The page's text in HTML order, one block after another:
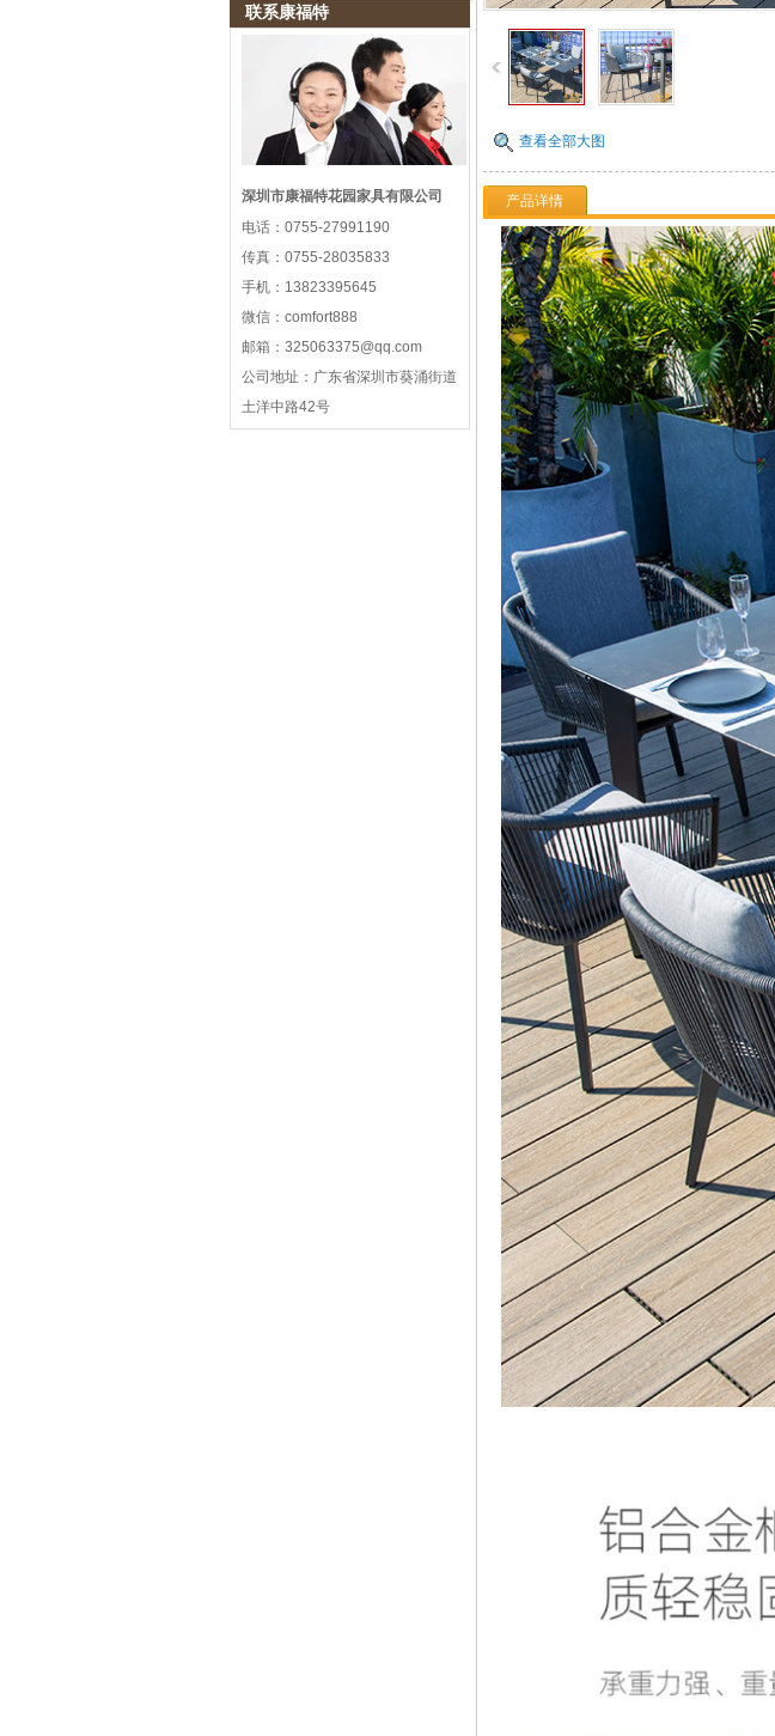
联系康福特
深圳市康福特花园家具有限公司
电话： 0755-27991190
传真： 0755-28035833
手机： 13823395645
微信： comfort888
邮箱： 325063375@qq.com
公司地址： 广东省深圳市葵涌街道
土洋中路42号
查看全部大图
产品详情